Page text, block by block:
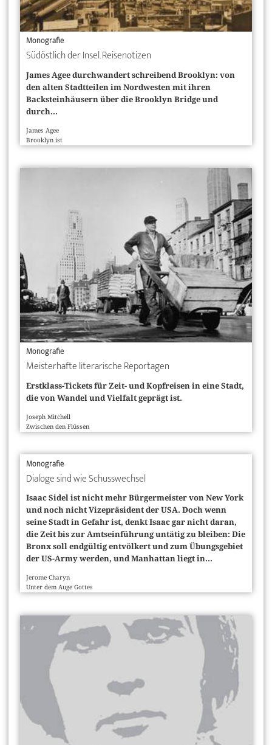
Monografie
Südöstlich der Insel. Reisenotizen
James Agee durchwandert schreibend Brooklyn: von
den alten Stadtteilen im Nord­westen mit ihren
Backsteinhäusern über die Brooklyn Bridge und
durch...
James Agee
Brooklyn ist
Monografie
Meisterhafte literarische Reportagen
Erstklass-Tickets für Zeit- und Kopfreisen in eine Stadt,
die von Wandel und Vielfalt geprägt ist.
Joseph Mitchell
Zwischen den Flüssen
Monografie
Dialoge sind wie Schusswechsel
Isaac Sidel ist nicht mehr Bürgermeister von New York
und noch nicht Vizepräsident der USA. Doch wenn
seine Stadt in Gefahr ist, denkt Isaac gar nicht daran,
die Zeit bis zur Amtseinführung untätig zu bleiben: Die
Bronx soll endgültig entvölkert und zum Übungsgebiet
der US-Army werden, und Manhattan liegt in...
Jerome Charyn
Unter dem Auge Gottes